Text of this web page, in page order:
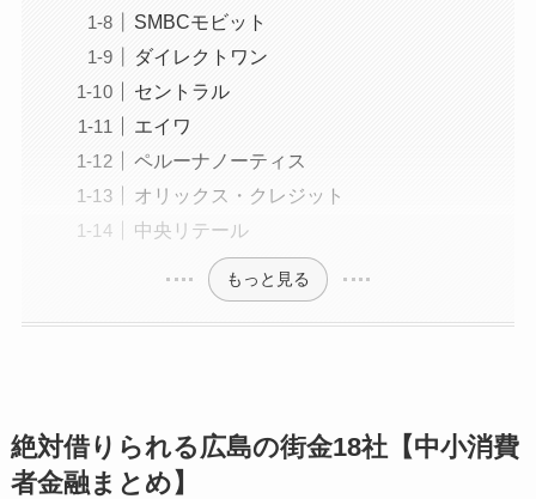
SMBCモビット
ダイレクトワン
セントラル
エイワ
ペルーナノーティス
オリックス・クレジット
中央リテール
もっと見る
絶対借りられる広島の街金18社【中小消費
者金融まとめ】